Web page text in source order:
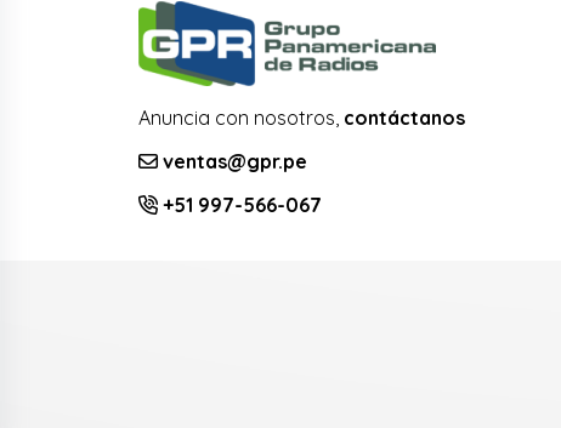
Anuncia con nosotros, contáctanos
ventas@gpr.pe
+51 997-566-067